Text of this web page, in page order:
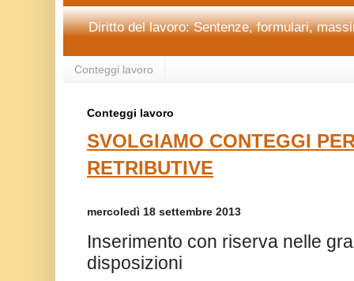
Diritto del lavoro: Sentenze, formulari,
Conteggi lavoro
Conteggi lavoro
SVOLGIAMO CONTEGGI
RETRIBUTIVE
mercoledì 18 settembre 2013
Inserimento con riserva nelle
disposizioni